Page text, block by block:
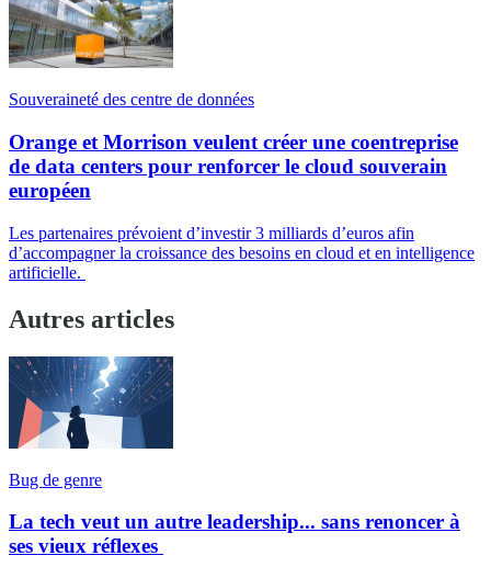
Souveraineté des centre de données
Orange et Morrison veulent créer une coentreprise
de data centers pour renforcer le cloud souverain
européen
Les partenaires prévoient d’investir 3 milliards d’euros afin
d’accompagner la croissance des besoins en cloud et en intelligence
artificielle.
Autres articles
Bug de genre
La tech veut un autre leadership... sans renoncer à
ses vieux réflexes